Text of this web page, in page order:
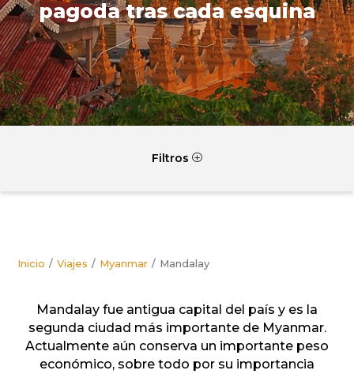
pagoda tras cada esquina
Filtros P
Inicio Viajes Myanmar Mandalay
Mandalay fue antigua capital del país y es la
segunda ciudad más importante de Myanmar.
Actualmente aún conserva un importante peso
económico, sobre todo por su importancia